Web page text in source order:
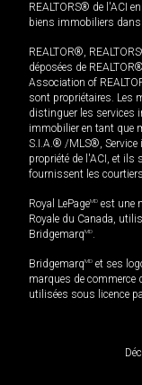
REALTORS® de l'ACI
biens immobiliers dans
REALTOR®,
déposées de
Association of
sont propriétaires. Les
distinguer les services
immobilier en tant que
S.I.A.® /MLS®, Service
propriété de l'ACI, et ils
fournissent les
Royal LePageMD est une
Royale du Canada,
BridgemarqMD.
BridgemarqMD et ses
marques de commerce
utilisées sous licence